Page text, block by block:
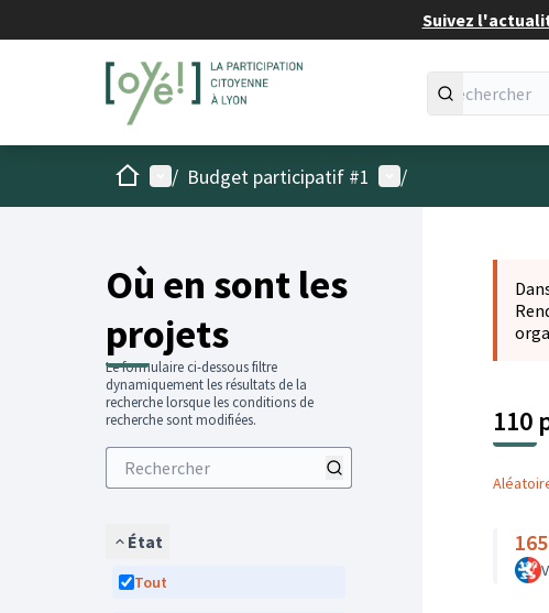
Suivez
AccueilMenu principal
/ Budget participatif #1 Menu utilisateur
/
Où en sont les
projets
Le formulaire ci-dessous filtre
dynamiquement les résultats de la
recherche lorsque les conditions de
recherche sont modifiées.
État
Tout
110